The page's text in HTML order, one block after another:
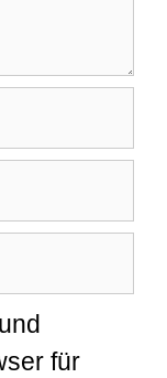
für